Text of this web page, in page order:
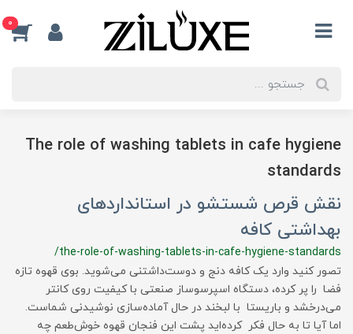
0
The role of washing tablets in cafe hygiene
standards
نقش قرص شستشو در استانداردهای
بهداشتی کافه
/the-role-of-washing-tablets-in-cafe-hygiene-standards
تصور کنید وارد یک کافه دنج و دوست‌داشتنی می‌شوید. بوی قهوه تازه
فضا را پر کرده، دستگاه اسپرسوساز صنعتی با کیفیت روی کانتر
می‌درخشد و باریستا با لبخند در حال آماده‌سازی نوشیدنی شماست.
اما آیا تا به حال فکر کرده‌اید پشت این فنجان قهوه خوش‌طعم چه